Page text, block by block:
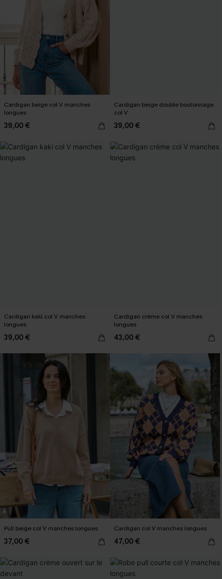
Cardigan beige col V manches
longues
39,00 €
Cardigan beige double boutonnage
col V
39,00 €
Cardigan kaki col V manches
longues
39,00 €
Cardigan crème col V manches
longues
43,00 €
Pull beige col V manches longues
37,00 €
Cardigan col V manches longues
47,00 €